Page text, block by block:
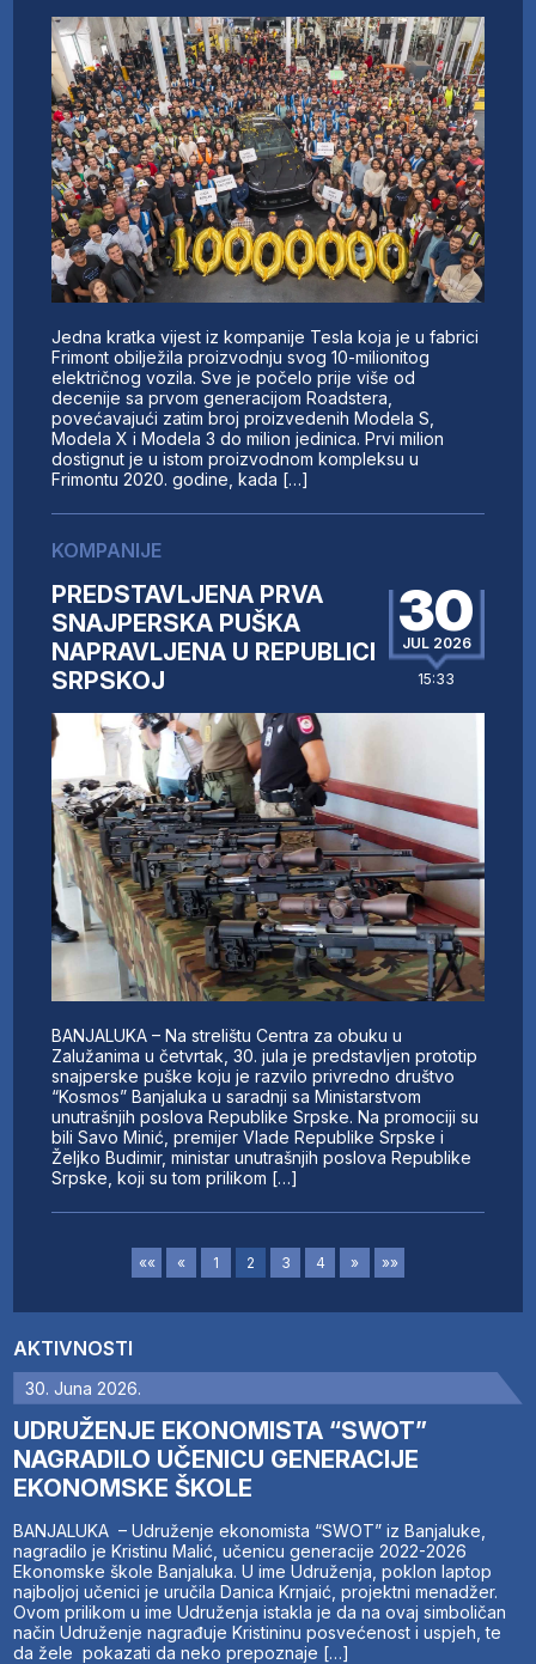
AKTIVNOSTI
30. Juna 2026.
UDRUŽENJE EKONOMISTA “SWOT”
NAGRADILO UČENICU GENERACIJE
EKONOMSKE ŠKOLE
BANJALUKA – Udruženje ekonomista “SWOT” iz Banjaluke,
nagradilo je Kristinu Malić, učenicu generacije 2022-2026
Ekonomske škole Banjaluka. U ime Udruženja, poklon laptop
najboljoj učenici je uručila Danica Krnjaić, projektni menadžer.
Ovom prilikom u ime Udruženja istakla je da na ovaj simboličan
način Udruženje nagrađuje Kristininu posvećenost i uspjeh, te
da žele pokazati da neko prepoznaje […]
Jedna kratka vijest iz kompanije Tesla koja je u fabrici
Frimont obilježila proizvodnju svog 10-milionitog
električnog vozila. Sve je počelo prije više od
decenije sa prvom generacijom Roadstera,
povećavajući zatim broj proizvedenih Modela S,
Modela X i Modela 3 do milion jedinica. Prvi milion
dostignut je u istom proizvodnom kompleksu u
Frimontu 2020. godine, kada […]
KOMPANIJE
PREDSTAVLJENA PRVA
SNAJPERSKA PUŠKA
NAPRAVLJENA U REPUBLICI
SRPSKOJ
30
JUL 2026
15:33
BANJALUKA – Na strelištu Centra za obuku u
Zalužanima u četvrtak, 30. jula je predstavljen prototip
snajperske puške koju je razvilo privredno društvo
“Kosmos” Banjaluka u saradnji sa Ministarstvom
unutrašnjih poslova Republike Srpske. Na promociji su
bili Savo Minić, premijer Vlade Republike Srpske i
Željko Budimir, ministar unutrašnjih poslova Republike
Srpske, koji su tom prilikom […]
«« « 1 2 3 4 » »»